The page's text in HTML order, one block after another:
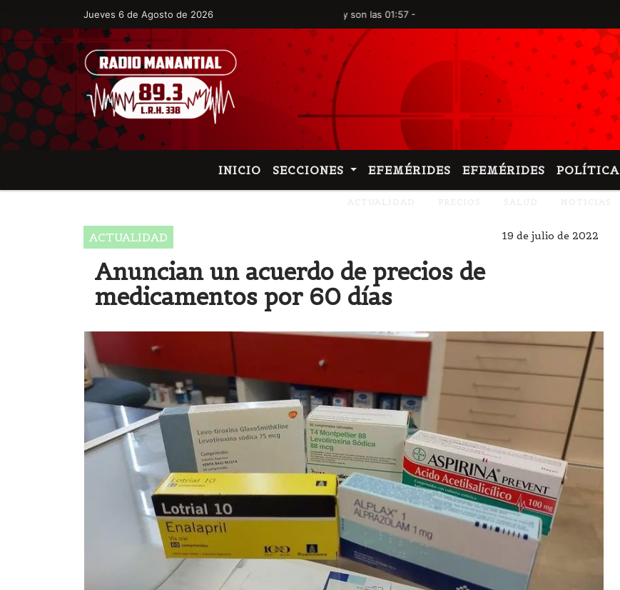
Jueves 6 de Agosto de 2026
Hoy es Jueves 6 de Agosto de 2026 y son las 01:57 -
INICIO SECCIONES EFEMÉRIDES EFEMÉRIDES POLÍTICA
ACTUALIDAD 19 de julio de 2022
Anuncian un acuerdo de precios de
medicamentos por 60 días